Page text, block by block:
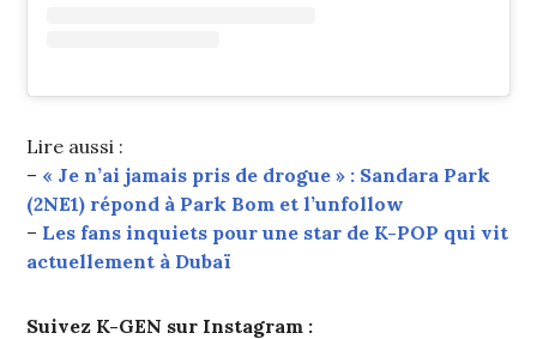
Lire aussi :
– « Je n’ai jamais pris de drogue » : Sandara Park
(2NE1) répond à Park Bom et l’unfollow
– Les fans inquiets pour une star de K-POP qui vit
actuellement à Dubaï
Suivez K-GEN sur Instagram :